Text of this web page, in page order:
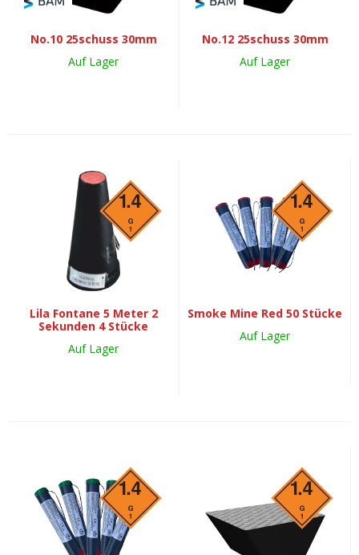
No.10 25schuss 30mm
Auf Lager
No.12 25schuss 30mm
Auf Lager
Lila Fontane 5 Meter 2
Sekunden 4 Stücke
Auf Lager
Smoke Mine Red 50 Stücke
Auf Lager